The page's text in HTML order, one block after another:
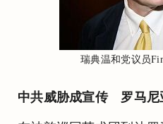
瑞典温和党议员
中共威胁成宣传 罗马尼